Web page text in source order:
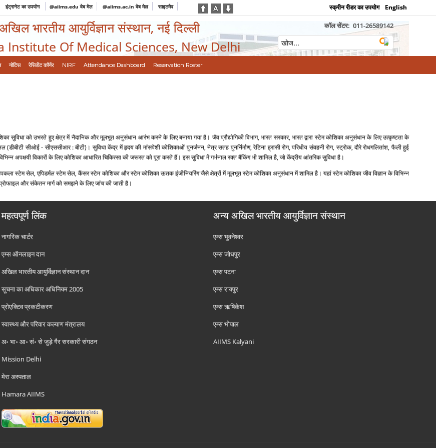
इंट्रानेट का उपयोग @aiims.edu वेब मेल @aiims.ac.in वेब मेल साइटमैप स्क्रीन रीडर का उपयोग English
भारतीय आयुर्विज्ञान संस्थान, नई दिल्ली
Institute Of Medical Sciences, New Delhi
कॉल सेंटर: 011-26589142
नोटिस रेसिडेंट कॉर्नर NIRF Attendance Dashboard Reservation Roster
सुविधा को उभरते हुए क्षेत्र में नैदानिक और मूलभूत अनुसंधान आरंभ करने के लिए बनाया गया है। जैव प्रौद्योगिकी विभाग, भारत सरकार, भारत द्वारा स्टेम कोशिका अनुसंधान के लिए उत्कृष्टता के
सीओई - सीएससीआर : बीटी)। सुविधा केंद्र में हृदय की मांसपेशी कोशिकाओं पुनर्जनन, नेत्र सतह पुनर्निर्माण, रेटिना ह्रासी रोग, परिधीय संवहनी रोग, स्ट्रोक, दौरे रोधगलितांश, फैली हुई
अपक्षयी विकारों के लिए कोशिका आधारित चिकित्सा की जरूरत को पूरा करते हैं। इस सुविधा में गर्भनाल रक्त बैंकिंग भी शामिल है, जो केंद्रीय आंतरिक सुविधा है।
स्टेम सेल, एपिडर्मल स्टेम सेल, कैंसर स्टेम कोशिका और स्टेम कोशिका ऊतक इंजीनियरिंग जैसे क्षेत्रों में मूलभूत स्टेम कोशिका अनुसंधान में शामिल है। यहां स्टेम कोशिका जीव विज्ञान के विभिन्न
और संकेतन मार्ग को समझने के लिए जांच की जाती है।
महत्वपूर्ण लिंक
नागरिक चार्टर
एम्स ऑनलाइन दान
अखिल भारतीय आयुर्विज्ञान संस्थान दान
सूचना का अधिकार अधिनियम 2005
प्रोएक्टिव प्रकटीकरण
स्वास्थ्य और परिवार कल्याण मंत्रालय
अ॰ भा॰ आ॰ सं॰ से जुड़े गैर सरकारी संगठन
Mission Delhi
मेरा अस्पताल
Hamara AIIMS
अन्य अखिल भारतीय आयुर्विज्ञान संस्थान
एम्‍स भुवनेश्वर
एम्‍स जोधपुर
एम्‍स पटना
एम्‍स रायपुर
एम्‍स ऋषिकेश
एम्‍स भोपाल
AIIMS Kalyani